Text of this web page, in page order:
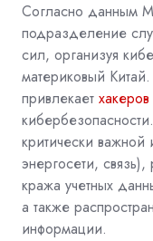
Согласно данным
подразделение
сил, организуя
материковый
привлекает хакеров
критически важной
энергосети,
кража учетных
а также
информации.